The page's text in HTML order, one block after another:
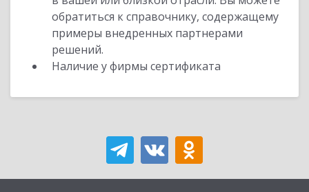
обратиться к справочнику, содержащему
примеры внедренных партнерами
решений.
Наличие у фирмы сертификата